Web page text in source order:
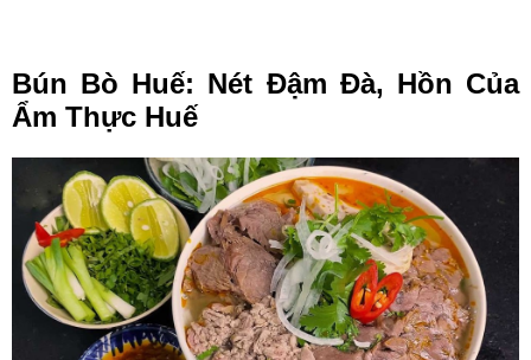
Bún Bò Huế: Nét Đậm Đà, Hồn Của
Ẩm Thực Huế